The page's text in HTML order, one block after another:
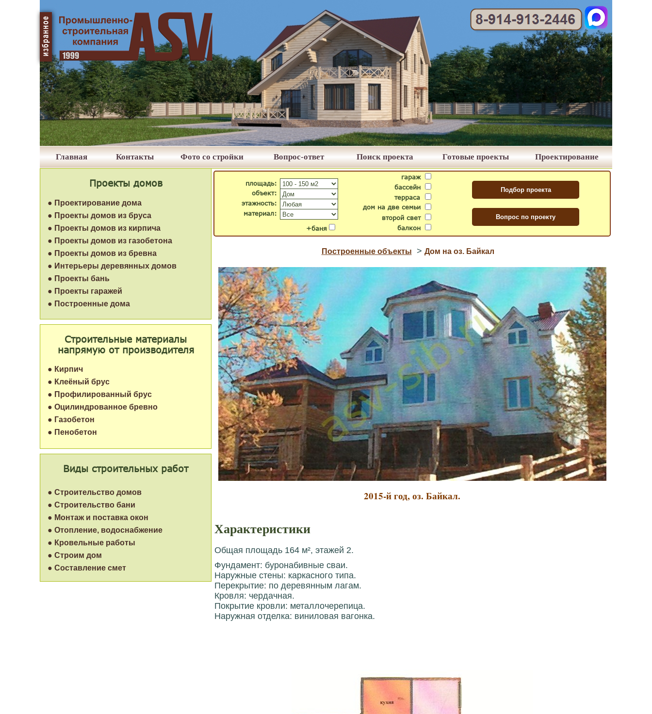
Проектирование
Главная Фото со стройки
Контакты Вопрос-ответ Поиск проекта Готовые проекты
Проекты домов
Виды строительных работ
● Строительство домов
● Строительство бани
● Монтаж и поставка окон
● Отопление, водоснабжение
● Кровельные работы
● Строим дом
● Составление смет
Строительные материалы
напрямую от производителя
● Кирпич
● Клеёный брус
● Профилированный брус
● Оцилиндрованное бревно
● Газобетон
● Пенобетон
● Проектирование дома
● Проекты домов из бруса
● Проекты домов из кирпича
● Проекты домов из газобетона
● Проекты домов из бревна
● Интерьеры деревянных домов
● Проекты бань
● Проекты гаражей
● Построенные дома
гараж
бассейн
второй свет
дом на две семьи
терраса
балкон
+баня
объект:
материал:
площадь:
этажность:
Построенные объекты > Дом на оз. Байкал
2015-й год, оз. Байкал.
Характеристики
Общая площадь 164 м², этажей 2.
Фундамент: буронабивные сваи.
Наружные стены: каркасного типа.
Перекрытие: по деревянным лагам.
Кровля: чердачная.
Покрытие кровли: металлочерепица.
Наружная отделка: виниловая вагонка.